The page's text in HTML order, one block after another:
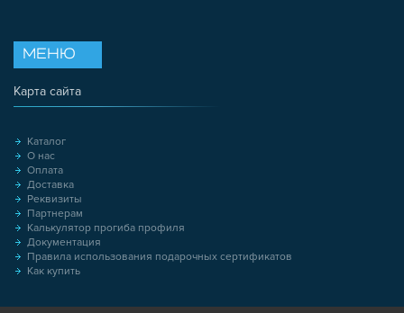
МЕНЮ
Карта сайта
Каталог
О нас
Оплата
Доставка
Реквизиты
Партнерам
Калькулятор прогиба профиля
Документация
Правила использования подарочных сертификатов
Как купить